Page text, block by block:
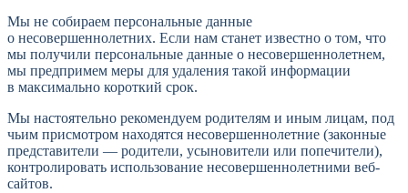
Мы не собираем персональные данные
о несовершеннолетних. Если нам станет известно о том, что
мы получили персональные данные о несовершеннолетнем,
мы предпримем меры для удаления такой информации
в максимально короткий срок.
Мы настоятельно рекомендуем родителям и иным лицам, под
чьим присмотром находятся несовершеннолетние (законные
представители — родители, усыновители или попечители),
контролировать использование несовершеннолетними веб-
сайтов.